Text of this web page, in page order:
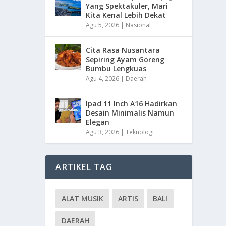
Yang Spektakuler, Mari
Kita Kenal Lebih Dekat
Agu 5, 2026 | Nasional
Cita Rasa Nusantara
Sepiring Ayam Goreng
Bumbu Lengkuas
Agu 4, 2026 | Daerah
Ipad 11 Inch A16 Hadirkan
Desain Minimalis Namun
Elegan
Agu 3, 2026 |Teknologi
ARTIKEL TAG
ALAT MUSIK ARTIS BALI
DAERAH